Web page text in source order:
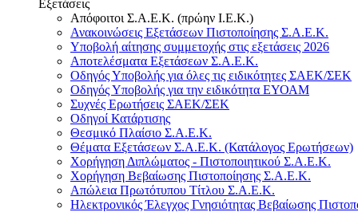
Εξετάσεις
Απόφοιτοι Σ.Α.Ε.Κ. (πρώην Ι.Ε.Κ.)
Ανακοινώσεις Εξετάσεων Πιστοποίησης Σ.Α.Ε.Κ.
Υποβολή αίτησης συμμετοχής στις εξετάσεις 2026
Αποτελέσματα Εξετάσεων Σ.Α.Ε.Κ.
Οδηγός Υποβολής για όλες τις ειδικότητες ΣΑΕΚ/ΣΕΚ
Οδηγός Υποβολής για την ειδικότητα ΕΥΟΑΜ
Συχνές Ερωτήσεις ΣΑΕΚ/ΣΕΚ
Οδηγοί Κατάρτισης
Θεσμικό Πλαίσιο Σ.Α.Ε.Κ.
Θέματα Εξετάσεων Σ.Α.Ε.Κ. (Κατάλογος Ερωτήσεων)
Χορήγηση Διπλώματος - Πιστοποιητικού Σ.Α.Ε.Κ.
Χορήγηση Βεβαίωσης Πιστοποίησης Σ.Α.Ε.Κ.
Απώλεια Πρωτότυπου Τίτλου Σ.Α.Ε.Κ.
Ηλεκτρονικός Έλεγχος Γνησιότητας Βεβαίωσης